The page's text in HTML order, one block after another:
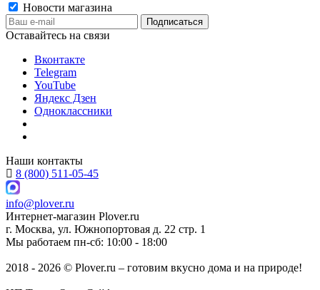
Новости магазина
Оставайтесь на связи
Вконтакте
Telegram
YouTube
Яндекс Дзен
Одноклассники
Наши контакты
8 (800) 511-05-45
info@plover.ru
Интернет-магазин Plover.ru
г. Москва, ул. Южнопортовая д. 22 стр. 1
Мы работаем пн-сб: 10:00 - 18:00
2018 - 2026 © Plover.ru – готовим вкусно дома и на природе!